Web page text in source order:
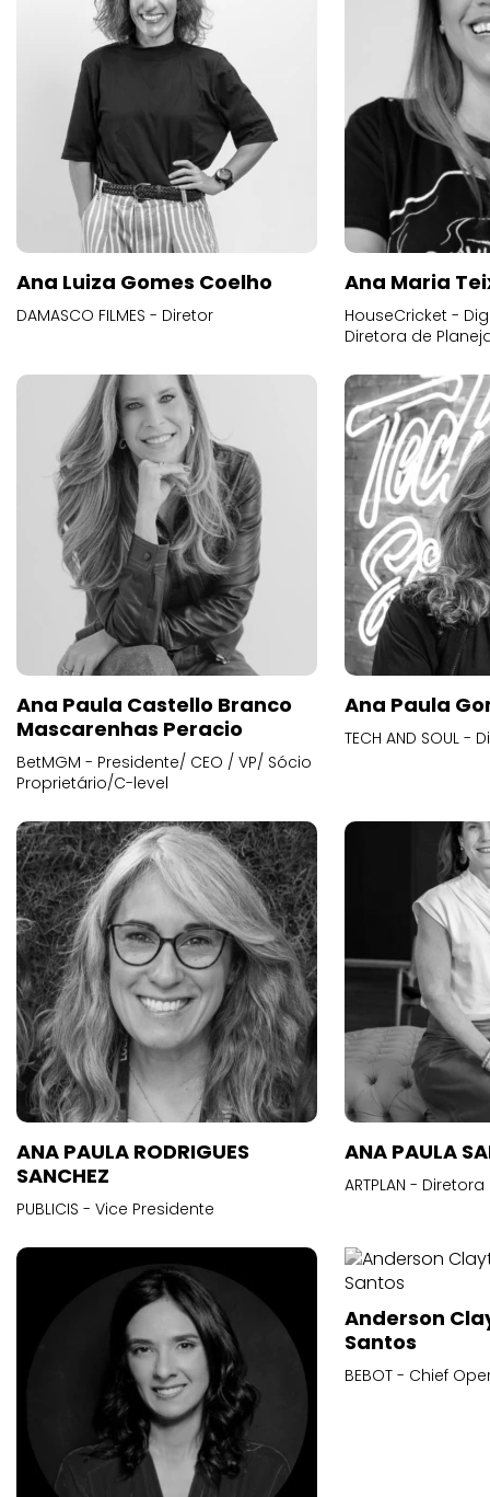
Ana Luiza Gomes Coelho
DAMASCO FILMES - Diretor
Ana Maria
HouseCricket -
Diretora de
Ana Paula Castello Branco
Mascarenhas Peracio
BetMGM - Presidente/ CEO / VP/ Sócio
Proprietário/C-level
Ana Paula
TECH AND SOUL
ANA PAULA RODRIGUES
SANCHEZ
PUBLICIS - Vice Presidente
ANA PAULA
ARTPLAN -
Anderson
Santos
BEBOT - Chief